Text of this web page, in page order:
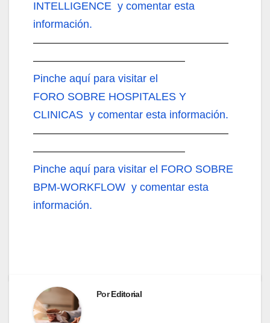
INTELLIGENCE y comentar esta
información.
——————————————————
——————————————
Pinche aquí para visitar el
FORO SOBRE HOSPITALES Y
CLINICAS y comentar esta información.
——————————————————
——————————————
Pinche aquí para visitar el FORO SOBRE
BPM-WORKFLOW y comentar esta
información.
PorEditorial